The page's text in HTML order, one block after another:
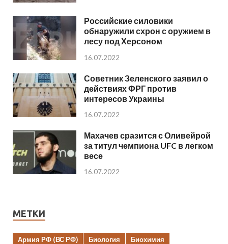
Российские силовики
обнаружили схрон с оружием в
лесу под Херсоном
16.07.2022
Советник Зеленского заявил о
действиях ФРГ против
интересов Украины
16.07.2022
Махачев сразится с Оливейрой
за титул чемпиона UFC в легком
весе
16.07.2022
МЕТКИ
Армия РФ (ВС РФ) Биология
Биохимия